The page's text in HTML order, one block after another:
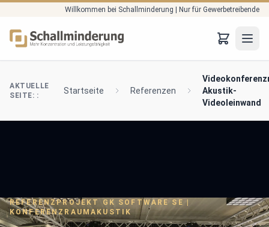
Willkommen bei Schallminderung | Nur für Gewerbetreibende
AKTUELLE
SEITE: :
Startseite Referenzen
Akustik-
Videoleinwand
REFERENZPROJEKT GK SOFTWARE SE |
KONFERENZRAUMAKUSTIK